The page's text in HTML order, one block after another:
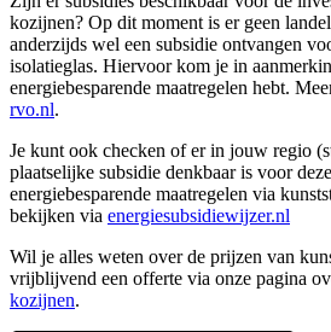
kozijnen? Op dit moment is er geen
anderzijds wel een subsidie ontvangen
isolatieglas. Hiervoor kom je in
energiebesparende maatregelen hebt.
rvo.nl.
Je kunt ook checken of er in jouw regio
plaatselijke subsidie denkbaar is voor
energiebesparende maatregelen via
bekijken via energiesubsidiewijzer.nl
Wil je alles weten over de prijzen van
vrijblijvend een offerte via onze pagina
kozijnen.